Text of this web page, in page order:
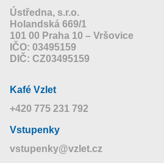
Ústředna, s.r.o.
Holandská 669/1
101 00 Praha 10 – Vršovice
IČO: 03495159
DIČ: CZ03495159
Kafé Vzlet
+420 775 231 792
Vstupenky
vstupenky@vzlet.cz